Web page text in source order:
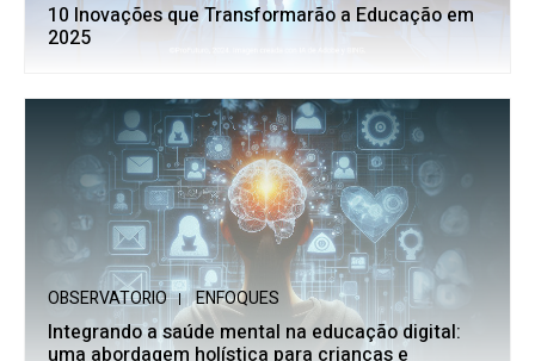
10 Inovações que Transformarão a Educação em
2025
OBSERVATORIO ENFOQUES
Integrando a saúde mental na educação digital:
uma abordagem holística para crianças e